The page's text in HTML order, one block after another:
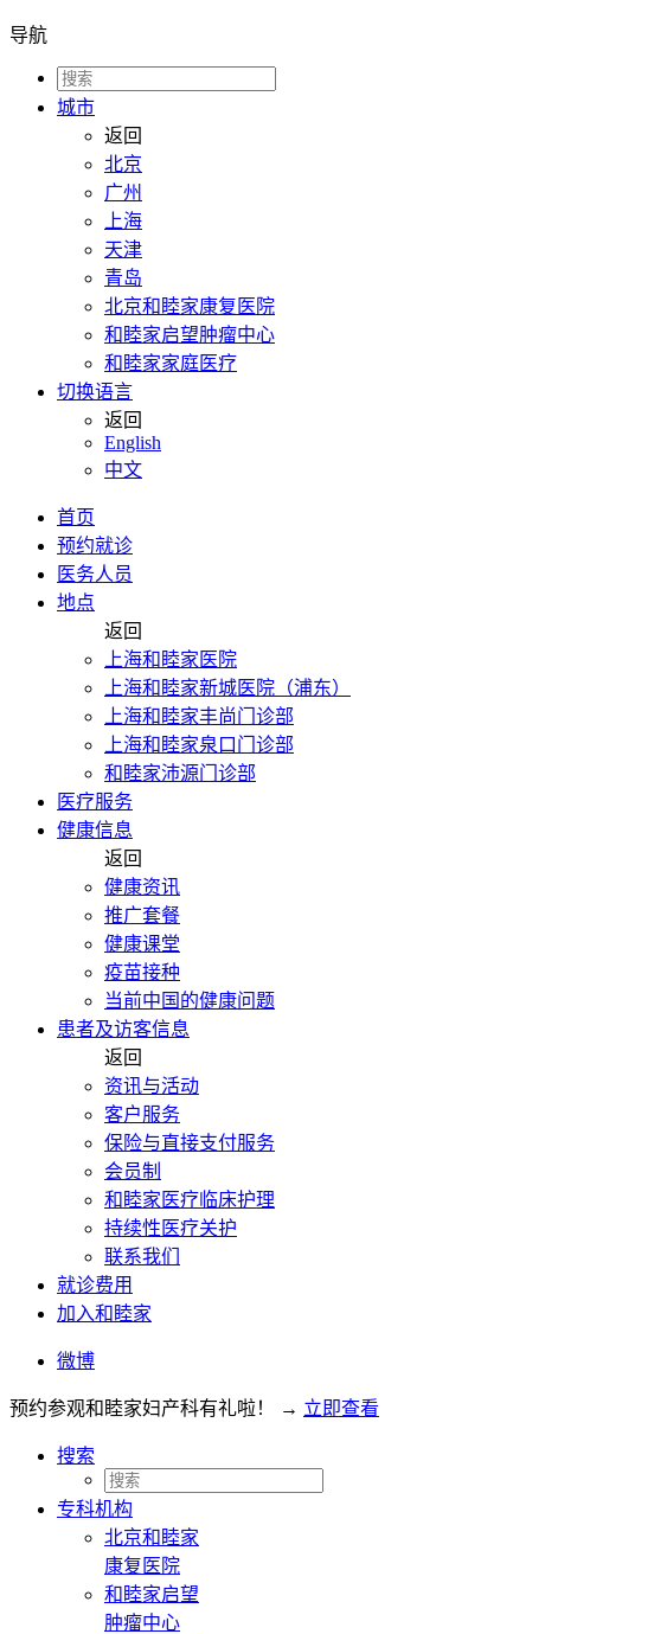
导航
城市
返回
北京
广州
上海
天津
青岛
北京和睦家康复医院
和睦家启望肿瘤中心
和睦家家庭医疗
切换语言
返回
English
中文
首页
预约就诊
医务人员
地点
返回
上海和睦家医院
上海和睦家新城医院（浦东）
上海和睦家丰尚门诊部
上海和睦家泉口门诊部
和睦家沛源门诊部
医疗服务
健康信息
返回
健康资讯
推广套餐
健康课堂
疫苗接种
当前中国的健康问题
患者及访客信息
返回
资讯与活动
客户服务
保险与直接支付服务
会员制
和睦家医疗临床护理
持续性医疗关护
联系我们
就诊费用
加入和睦家
微博
预约参观和睦家妇产科有礼啦！ → 立即查看
搜索
专科机构
北京和睦家
康复医院
和睦家启望
肿瘤中心